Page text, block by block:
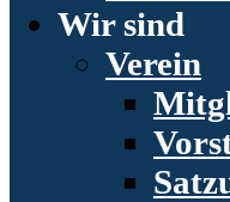
Wir sind
Verein